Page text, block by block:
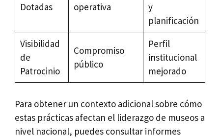
Dotadas
operativa
y
planificación
Visibilidad
de
Patrocinio
Compromiso
público
Perfil
institucional
mejorado
Para obtener un contexto adicional sobre cómo
estas prácticas afectan el liderazgo de museos a
nivel nacional, puedes consultar informes